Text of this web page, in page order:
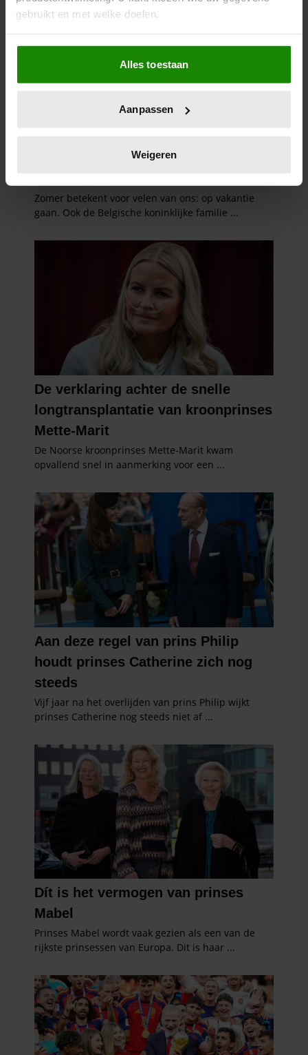
gebruikt en met welke doelen.
Als u het toestaat, willen we ook graag:
Informatie verzamelen over uw geografische
locatie, die tot een paar meter nauwkeurig kan zijn
scannen op specifieke eigenschappen (fingerprinting)
verwerkt en stel uw voorkeuren in het
intrekken in de Cookieverklaring.
We gebruiken cookies om content en advertenties te
en om ons websiteverkeer te analyseren. Ook delen we
informatie over uw gebruik van onze site met onze
partners voor social media, adverteren en analyse. Deze
partners kunnen deze gegevens combineren met andere
informatie die u aan ze heeft verstrekt of die ze hebben
verzameld op basis van uw gebruik van hun services. U
gaat akkoord met onze cookies als u onze website blijft
gebruiken.
Alles toestaan
Aanpassen
Weigeren